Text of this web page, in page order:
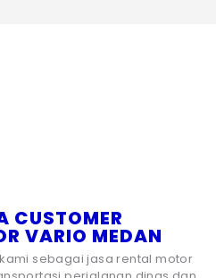
CUSTOMER
VARIO MEDAN
sebagai jasa rental motor